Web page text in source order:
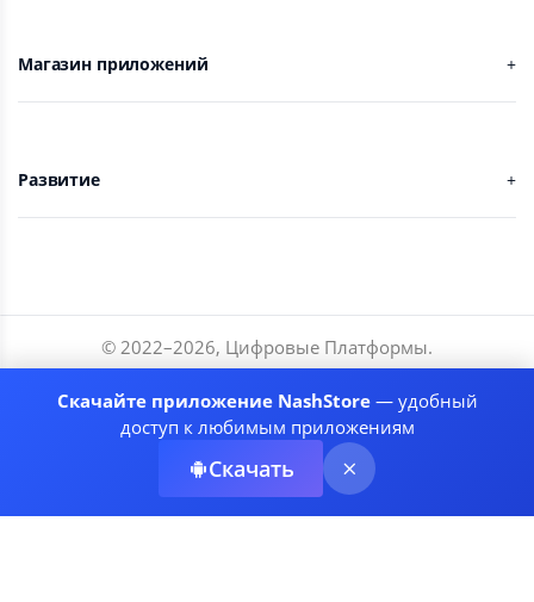
Магазин приложений
Развитие
© 2022–2026, Цифровые Платформы.
Разработчики
Соглашение
Рекомендательные системы
Скачайте приложение NashStore— удобный
доступ к любимым приложениям
Скачать